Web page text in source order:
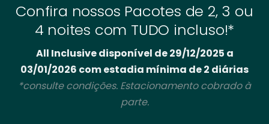
Confira nossos Pacotes de 2, 3 ou
4 noites com TUDO incluso!*
All Inclusive disponível de 29/12/2025 a
03/01/2026 com estadia mínima de 2 diárias
*consulte condições. Estacionamento cobrado à
parte.